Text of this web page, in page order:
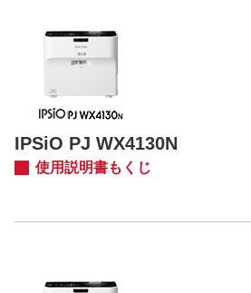
IPSiO PJ WX4130N
使用説明書もくじ